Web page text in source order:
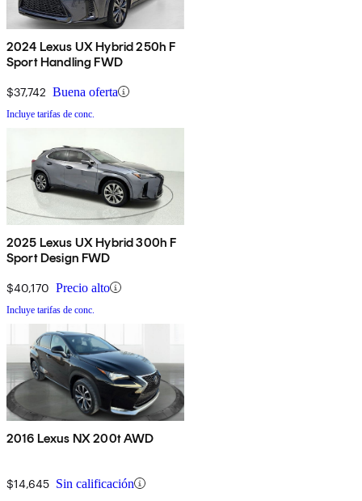
2024 Lexus UX Hybrid 250h F
Sport Handling FWD
$37,742 Buena oferta
Incluye tarifas de conc.
2025 Lexus UX Hybrid 300h F
Sport Design FWD
$40,170 Precio alto
Incluye tarifas de conc.
2016 Lexus NX 200t AWD
$14,645 Sin calificación